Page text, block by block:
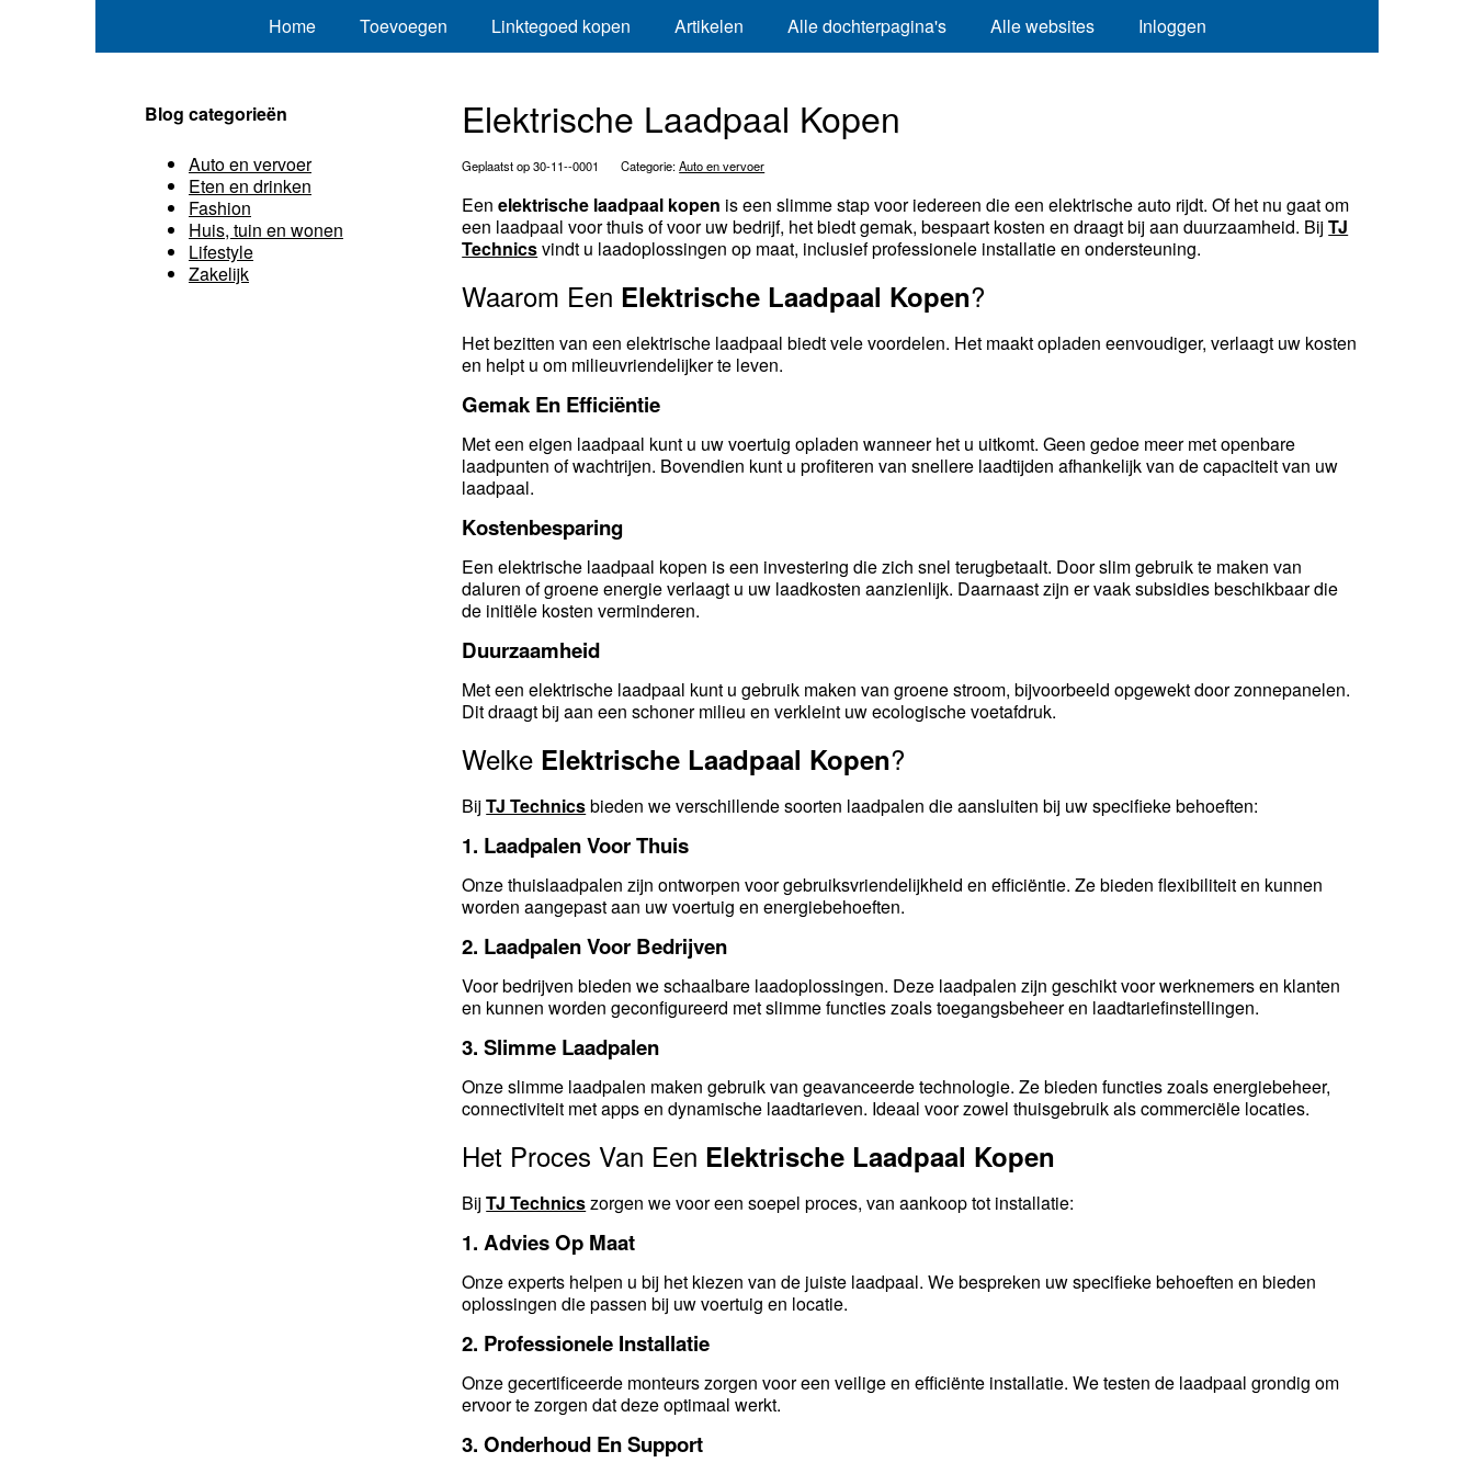
Home Toevoegen Linktegoed kopen Artikelen Alle dochterpagina's Alle websites Inloggen
Elektrische Laadpaal Kopen
Geplaatst op 30-11--0001 Categorie:Auto en vervoer
Eenelektrische laadpaal kopen is een slimme stap voor iedereen die een elektrische auto rijdt. Of het nu gaat om
een laadpaal voor thuis of voor uw bedrijf, het biedt gemak, bespaart kosten en draagt bij aan duurzaamheid. BijTJ
Technicsvindt u laadoplossingen op maat, inclusief professionele installatie en ondersteuning.
Waarom Een Elektrische Laadpaal Kopen?
Het bezitten van een elektrische laadpaal biedt vele voordelen. Het maakt opladen eenvoudiger, verlaagt uw kosten
en helpt u om milieuvriendelijker te leven.
Gemak En Efficiëntie
Met een eigen laadpaal kunt u uw voertuig opladen wanneer het u uitkomt. Geen gedoe meer met openbare
laadpunten of wachtrijen. Bovendien kunt u profiteren van snellere laadtijden afhankelijk van de capaciteit van uw
laadpaal.
Kostenbesparing
Een elektrische laadpaal kopen is een investering die zich snel terugbetaalt. Door slim gebruik te maken van
daluren of groene energie verlaagt u uw laadkosten aanzienlijk. Daarnaast zijn er vaak subsidies beschikbaar die
de initiële kosten verminderen.
Duurzaamheid
Met een elektrische laadpaal kunt u gebruik maken van groene stroom, bijvoorbeeld opgewekt door zonnepanelen.
Dit draagt bij aan een schoner milieu en verkleint uw ecologische voetafdruk.
Welke Elektrische Laadpaal Kopen?
BijTJ Technicsbieden we verschillende soorten laadpalen die aansluiten bij uw specifieke behoeften:
1. Laadpalen Voor Thuis
Onze thuislaadpalen zijn ontworpen voor gebruiksvriendelijkheid en efficiëntie. Ze bieden flexibiliteit en kunnen
worden aangepast aan uw voertuig en energiebehoeften.
2. Laadpalen Voor Bedrijven
Voor bedrijven bieden we schaalbare laadoplossingen. Deze laadpalen zijn geschikt voor werknemers en klanten
en kunnen worden geconfigureerd met slimme functies zoals toegangsbeheer en laadtariefinstellingen.
3. Slimme Laadpalen
Onze slimme laadpalen maken gebruik van geavanceerde technologie. Ze bieden functies zoals energiebeheer,
connectiviteit met apps en dynamische laadtarieven. Ideaal voor zowel thuisgebruik als commerciële locaties.
Het Proces Van Een Elektrische Laadpaal Kopen
BijTJ Technicszorgen we voor een soepel proces, van aankoop tot installatie:
1. Advies Op Maat
Onze experts helpen u bij het kiezen van de juiste laadpaal. We bespreken uw specifieke behoeften en bieden
oplossingen die passen bij uw voertuig en locatie.
2. Professionele Installatie
Onze gecertificeerde monteurs zorgen voor een veilige en efficiënte installatie. We testen de laadpaal grondig om
ervoor te zorgen dat deze optimaal werkt.
3. Onderhoud En Support
Blog categorieën
Auto en vervoer
Eten en drinken
Fashion
Huis, tuin en wonen
Lifestyle
Zakelijk